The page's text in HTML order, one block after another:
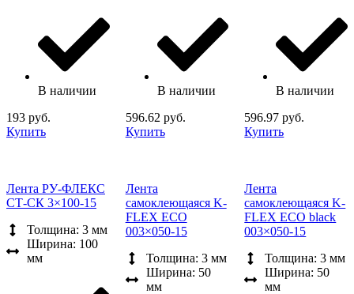
В наличии
193 руб.
Купить
В наличии
596.62 руб.
Купить
В наличии
596.97 руб.
Купить
Лента РУ-ФЛЕКС
СТ-СК 3×100-15
Толщина: 3 мм
Ширина: 100
мм
Лента
самоклеющаяся K-
FLEX ECO
003×050-15
Толщина: 3 мм
Ширина: 50
мм
Лента
самоклеющаяся K-
FLEX ECO black
003×050-15
Толщина: 3 мм
Ширина: 50
мм